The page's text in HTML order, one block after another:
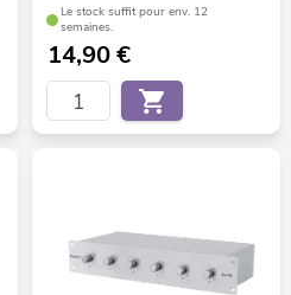
Le stock suffit pour env. 12
semaines.
14,90€